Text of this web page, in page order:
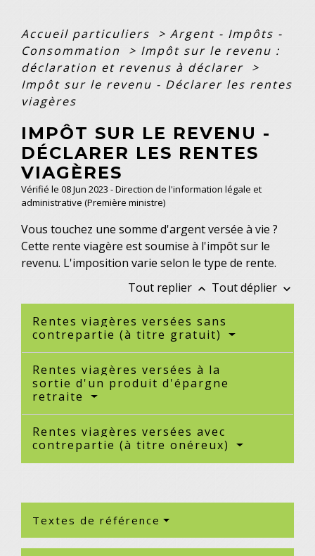
Accueil particuliers > Argent - Impôts -
Consommation
> Impôt sur le revenu :
déclaration et revenus à déclarer >
Impôt sur le revenu - Déclarer les rentes
viagères
IMPÔT SUR LE REVENU -
DÉCLARER LES RENTES
VIAGÈRES
Vérifié le 08 Jun 2023 - Direction de l'information légale et
administrative (Première ministre)
Vous touchez une somme d'argent versée à vie ?
Cette rente viagère est soumise à l'impôt sur le
revenu. L'imposition varie selon le type de rente.
Tout replier keyboard_arrow_up Tout déplier keyboard_arrow_down
Rentes viagères versées sans
contrepartie (à titre gratuit)
Rentes viagères versées à la
sortie d'un produit d'épargne
retraite
Rentes viagères versées avec
contrepartie (à titre onéreux)
Textes de référence